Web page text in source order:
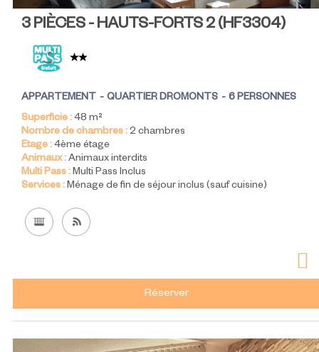
3 PIÈCES - HAUTS-FORTS 2 (HF3304)
APPARTEMENT QUARTIER DROMONTS
6 PERSONNES
Superficie :48 m²
Nombre de chambres :2 chambres
Etage :4ème étage
Animaux :Animaux interdits
Multi Pass :Multi Pass Inclus
Services :Ménage de fin de séjour inclus (sauf cuisine)
Réserver